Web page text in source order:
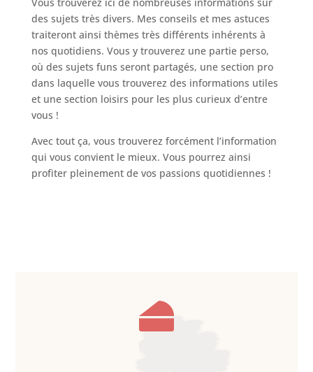
des sujets très divers. Mes conseils et mes astuces
traiteront ainsi thèmes très différents inhérents à
nos quotidiens. Vous y trouverez une partie perso,
où des sujets funs seront partagés, une section pro
dans laquelle vous trouverez des informations utiles
et une section loisirs pour les plus curieux d’entre
vous !
Avec tout ça, vous trouverez forcément l’information
qui vous convient le mieux. Vous pourrez ainsi
profiter pleinement de vos passions quotidiennes !
